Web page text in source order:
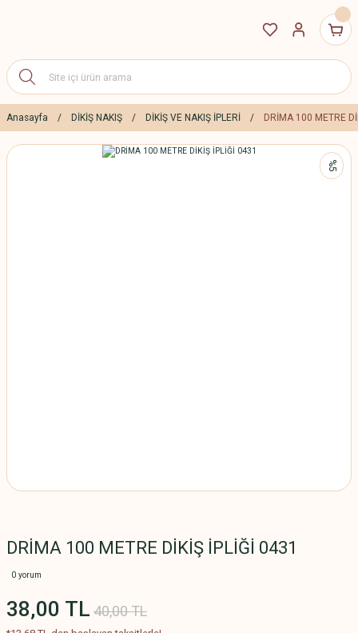
Anasayfa DİKİŞ NAKIŞ DİKİŞ VE NAKIŞ İPLERİ DRİMA 100 METRE
%5
DRİMA 100 METRE DİKİŞ İPLİĞİ 0431
0 yorum
38,00 TL 40,00 TL